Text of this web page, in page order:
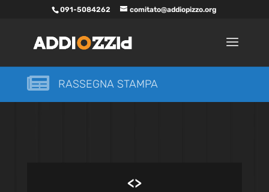
091-5084262 comitato@addiopizzo.org
 RASSEGNA STAMPA
<>